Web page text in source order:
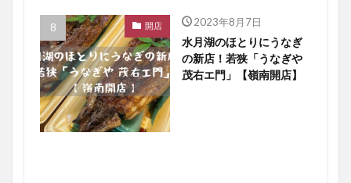
開店 2023年8月7日
水月湖のほとりにうなぎ
の新店！若狭「うなぎや
茂右エ門」【嶺南開店】